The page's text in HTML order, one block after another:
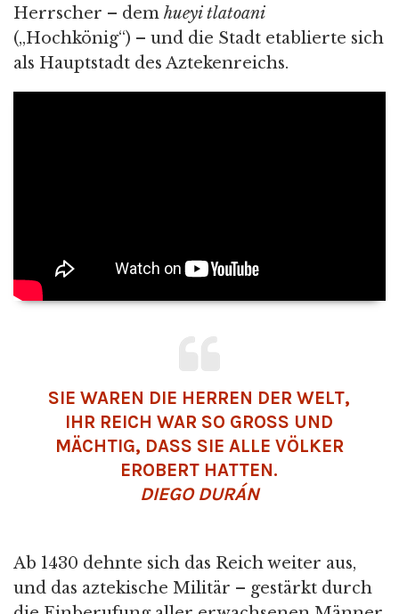
Herrscher – dem hueyi tlatoani
(„Hochkönig“) – und die Stadt etablierte sich
als Hauptstadt des Aztekenreichs.
SIE WAREN DIE HERREN DER WELT,
IHR REICH WAR SO GROSS UND M
ÄCHTIG, DASS SIE ALLE VÖLKER E
ROBERT HATTEN.
DIEGO DURÁN
Ab 1430 dehnte sich das Reich weiter aus,
und das aztekische Militär – gestärkt durch